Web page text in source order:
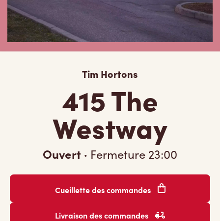
Tim Hortons
415 The
Westway
Ouvert · Fermeture 23:00
Cueillette des commandes
Livraison des commandes